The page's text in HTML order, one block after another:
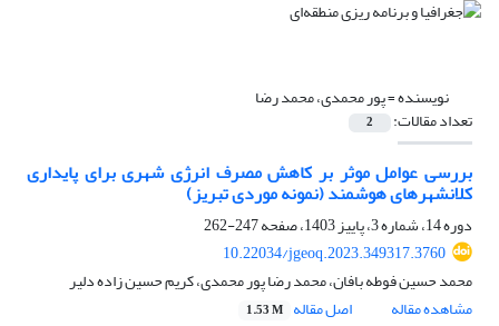
نویسنده =پور محمدی، محمد رضا
تعداد مقالات: 2
بررسی عوامل موثر بر کاهش مصرف انرژی شهری برای پایداری
کلانشهرهای هوشمند (نمونه موردی تبریز)
دوره 14، شماره 3، پاییز 1403، صفحه
247-262
10.22034/jgeoq.2023.349317.3760
محمد حسین فوطه بافان، محمد رضا پور محمدی، کریم حسین زاده دلیر
مشاهده مقاله
اصل مقاله 1.53 M